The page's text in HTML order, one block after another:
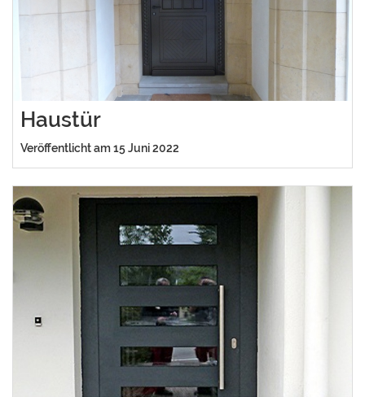
Haustür
Veröffentlicht am 15 Juni 2022